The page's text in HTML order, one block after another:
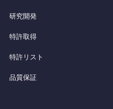
研究開発
特許取得
特許リスト
品質保証